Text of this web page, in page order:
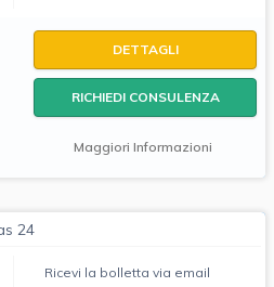
DETTAGLI
RICHIEDI CONSULENZA
Maggiori Informazioni
24
Ricevi la bolletta via email